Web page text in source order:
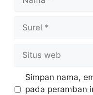
Surel
Situs
web
Simpan nama,
pada peramban